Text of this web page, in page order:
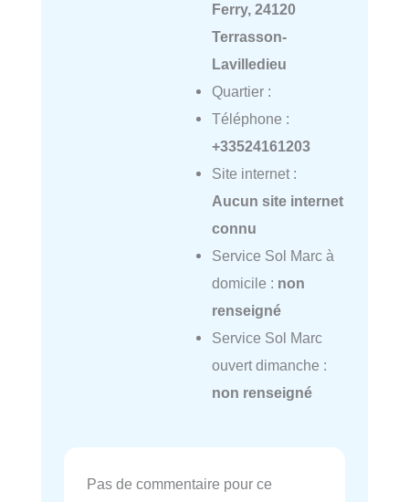
Ferry, 24120
Terrasson-
Lavilledieu
Quartier :
Téléphone :
+33524161203
Site internet :
Aucun site internet
connu
Service Sol Marc à
domicile : non
renseigné
Service Sol Marc
ouvert dimanche :
non renseigné
Pas de commentaire pour ce